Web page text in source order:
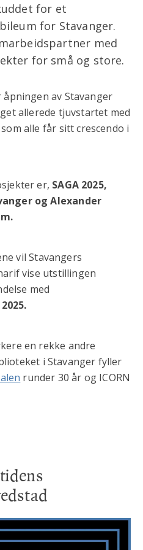
for et
for Stavanger.
med
for små og store.
av Stavanger
allerede tjuvstartet med
alle får sitt crescendo i
er, SAGA 2025,
og Alexander
vil Stavangers
vise utstillingen
med
en rekke andre
i Stavanger fyller
runder 30 år og ICORN